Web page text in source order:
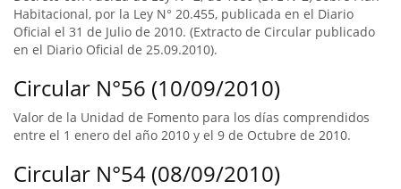
Habitacional, por la Ley N° 20.455, publicada en el Diario
Oficial el 31 de Julio de 2010. (Extracto de Circular publicado
en el Diario Oficial de 25.09.2010).
Circular N°56 (10/09/2010)
Valor de la Unidad de Fomento para los días comprendidos
entre el 1 enero del año 2010 y el 9 de Octubre de 2010.
Circular N°54 (08/09/2010)